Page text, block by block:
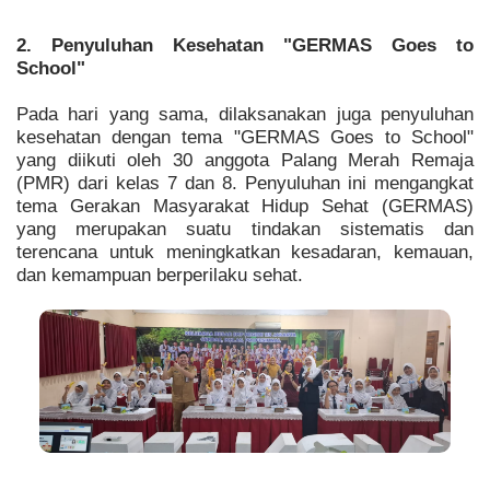
2. Penyuluhan Kesehatan "GERMAS Goes to
School"
Pada hari yang sama, dilaksanakan juga penyuluhan
kesehatan dengan tema "GERMAS Goes to School"
yang diikuti oleh 30 anggota Palang Merah Remaja
(PMR) dari kelas 7 dan 8. Penyuluhan ini mengangkat
tema Gerakan Masyarakat Hidup Sehat (GERMAS)
yang merupakan suatu tindakan sistematis dan
terencana untuk meningkatkan kesadaran, kemauan,
dan kemampuan berperilaku sehat.